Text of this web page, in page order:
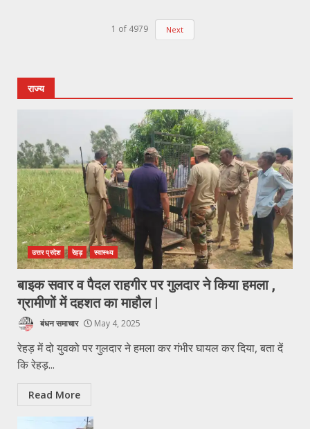
1 of 4979 Next
राज्य
उत्तर प्रदेश रेहड़ स्वास्थ्य
बाइक सवार व पैदल राहगीर पर गुलदार ने किया हमला ,
ग्रामीणों में दहशत का माहौल |
बंधन समाचार May 4, 2025
रेहड़ में दो युवको पर गुलदार ने हमला कर गंभीर घायल कर दिया, बता दें
कि रेहड़...
Read More